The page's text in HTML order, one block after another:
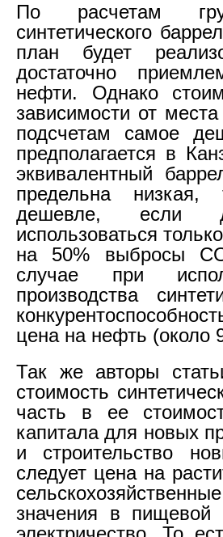
По расчетам
синтетического
план будет
достаточно
нефти. Однако
зависимости от
подсчетам самое
предполагается в
эквивалентный
предельна
дешевле, если
использоваться
на 50% выбросы
случае при
производства
цена на нефть (около
Так же авторы
стоимость
часть в ее
капитала для новых
и строительство
следует цена на
значения в